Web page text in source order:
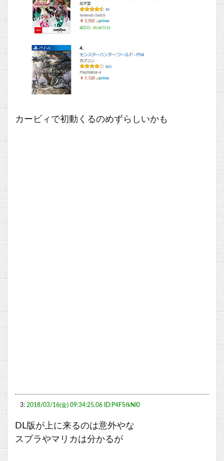
カービィで初動くるのめずらしいかも
3: 2018/03/16(金) 09:34:25.06 ID:P4FSfkNI0
DL版が上に来るのは意外やな
スプラやマリカは分かるが